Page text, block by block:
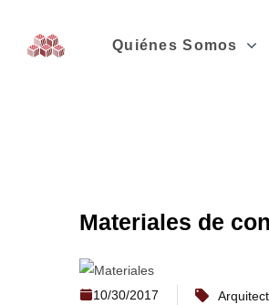
Quiénes Somos
Materiales de
10/30/2017